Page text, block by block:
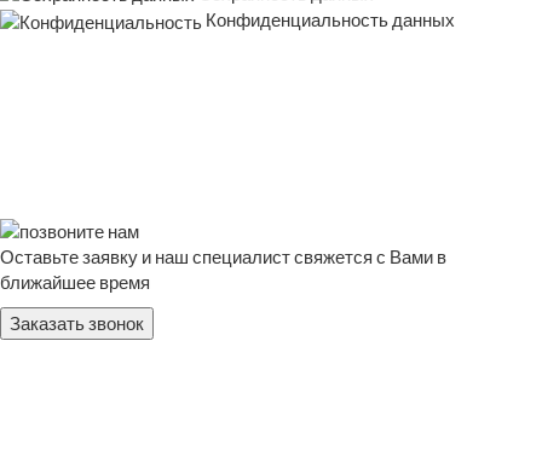
Конфиденциальность данных
Оставьте заявку и наш специалист свяжется с Вами в
ближайшее время
Заказать звонок